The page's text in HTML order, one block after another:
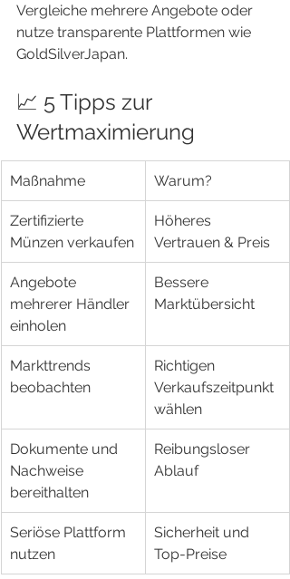
Vergleiche mehrere Angebote oder
nutze transparente Plattformen wie
GoldSilverJapan.
📈 5 Tipps zur
Wertmaximierung
Maßnahme Warum?
Zertifizierte
Münzen verkaufen
Höheres
Vertrauen & Preis
Angebote
mehrerer Händler
einholen
Bessere
Marktübersicht
Markttrends
beobachten
Richtigen
Verkaufszeitpunkt
wählen
Dokumente und
Nachweise
bereithalten
Reibungsloser
Ablauf
Seriöse Plattform
nutzen
Sicherheit und
Top-Preise